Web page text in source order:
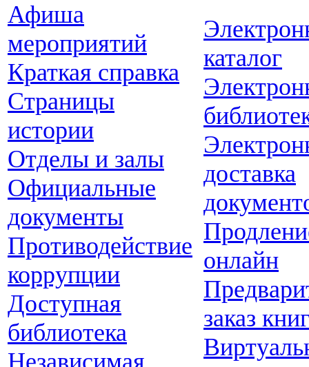
Афиша
мероприятий
Краткая справка
Страницы
истории
Отделы и залы
Официальные
документы
Противодействие
коррупции
Доступная
библиотека
Независимая
каталог
доставка
онлайн
заказ